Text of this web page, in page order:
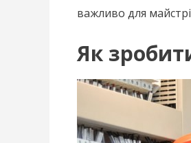
важливо для
Як